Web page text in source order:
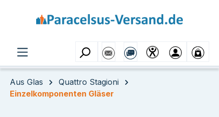
Aus Glas
Quattro Stagioni
Einzelkomponenten Gläser